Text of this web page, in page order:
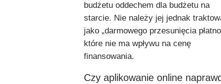
budżetu oddechem dla budżetu na
starcie. Nie należy jej jednak
jako „darmowego przesunięcia
które nie ma wpływu na cenę
finansowania.
Czy aplikowanie online